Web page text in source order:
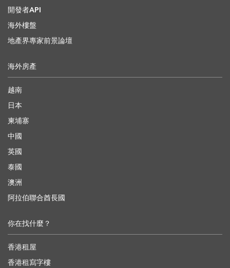
開發者API
海外樓盤
地產界專家前景論壇
海外房產
越南
日本
柬埔寨
中國
英國
泰國
澳洲
阿拉伯聯合酋長國
你在找什麼？
香港租屋
香港租寫字樓